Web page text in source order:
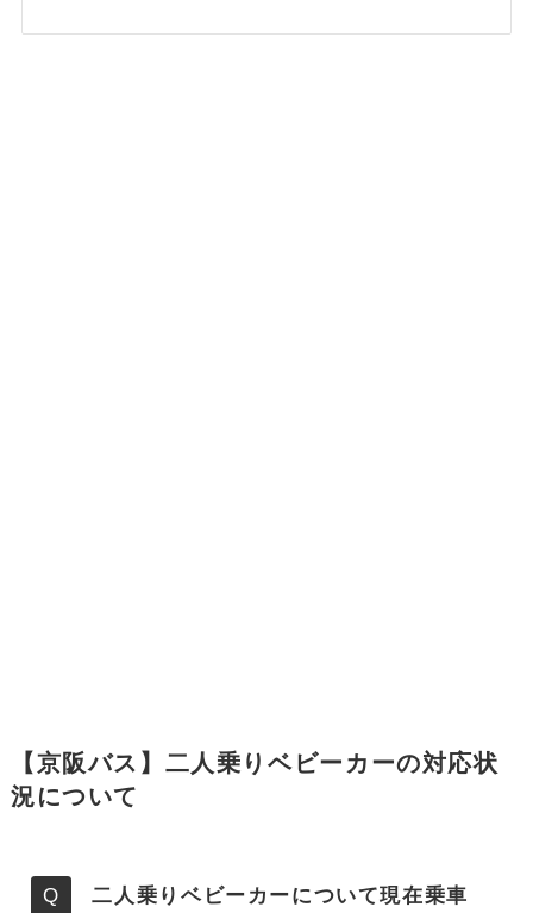
【京阪バス】二人乗りベビーカーの対応状
況について
二人乗りベビーカーについて現在乗車